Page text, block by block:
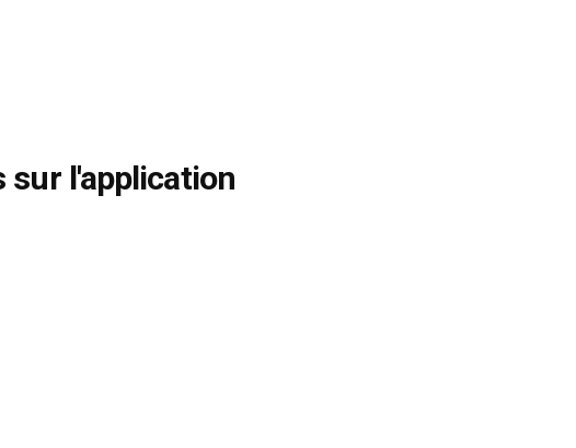
sur l'application